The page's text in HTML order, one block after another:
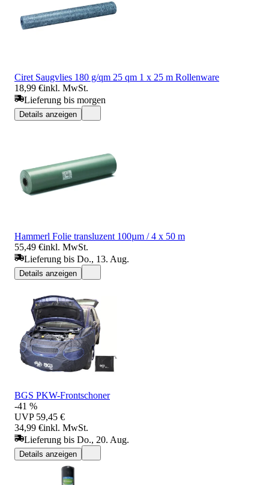
Ciret Saugvlies 180 g/qm 25 qm 1 x 25 m Rollenware
18,99 €inkl. MwSt.
Lieferung bis morgen
Details anzeigen
Hammerl Folie transluzent 100µm / 4 x 50 m
55,49 €inkl. MwSt.
Lieferung bis Do., 13. Aug.
Details anzeigen
BGS PKW-Frontschoner
-41 %
UVP 59,45 €
34,99 €inkl. MwSt.
Lieferung bis Do., 20. Aug.
Details anzeigen